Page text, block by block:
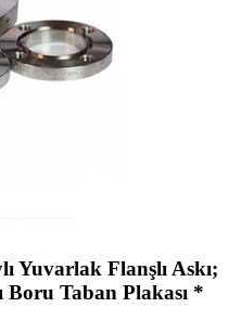
Yuvarlak Flanşlı Askı;
Boru Taban Plakası *